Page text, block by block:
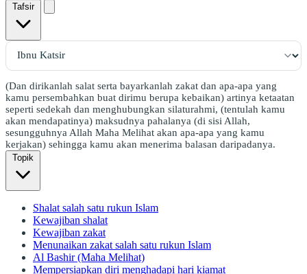
Tafsir
(Dan dirikanlah salat serta bayarkanlah zakat dan apa-apa yang
kamu persembahkan buat dirimu berupa kebaikan) artinya ketaatan
seperti sedekah dan menghubungkan silaturahmi, (tentulah kamu
akan mendapatinya) maksudnya pahalanya (di sisi Allah,
sesungguhnya Allah Maha Melihat akan apa-apa yang kamu
kerjakan) sehingga kamu akan menerima balasan daripadanya.
Topik
Shalat salah satu rukun Islam
Kewajiban shalat
Kewajiban zakat
Menunaikan zakat salah satu rukun Islam
Al Bashir (Maha Melihat)
Mempersiapkan diri menghadapi hari kiamat